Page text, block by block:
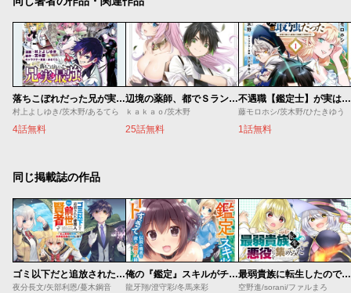
落ちこぼれだった兄が実は最強 ～史上最強の勇者は転生し、学園で無自覚に無双する～
村上よしゆき/茨木野/あるてら
4話無料
辺境の薬師、都でＳランク冒険者となる～英雄村の少年がチート薬で無自覚無双～
ｋａｋａｏ/茨木野
25話無料
不遇職【鑑定士】が実は最強だった
藤モロホシ/茨木野/ひたきゆう
1話無料
同じ掲載誌の作品
ゴミ以下だと追放された使用人、実は前世賢者です ～史上最強の賢者、世界最高峰の学園に通う～
夜分長文/矢部利恩/蔓木鋼音
俺の『鑑定』スキルがチートすぎて
龍牙翔/澄守彩/冬馬来彩
最弱貴族に転生したので悪役たちを集めてみた
空野進/sorani/ファルまろ